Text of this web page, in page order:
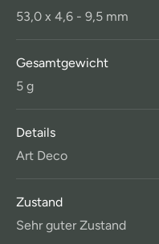
53,0 x 4,6 - 9,5 mm
Gesamtgewicht
5 g
Details
Art Deco
Zustand
Sehr guter Zustand